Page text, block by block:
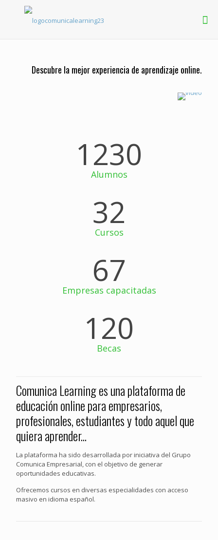
Descubre la mejor experiencia de aprendizaje online.
1230
Alumnos
32
Cursos
67
Empresas capacitadas
120
Becas
Comunica Learning es una plataforma de
educación online para empresarios,
profesionales, estudiantes y todo aquel que
quiera aprender...
La plataforma ha sido desarrollada por iniciativa del Grupo
Comunica Empresarial, con el objetivo de generar
oportunidades educativas.
Ofrecemos cursos en diversas especialidades con acceso
masivo en idioma español.